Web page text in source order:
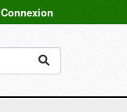
Connexion